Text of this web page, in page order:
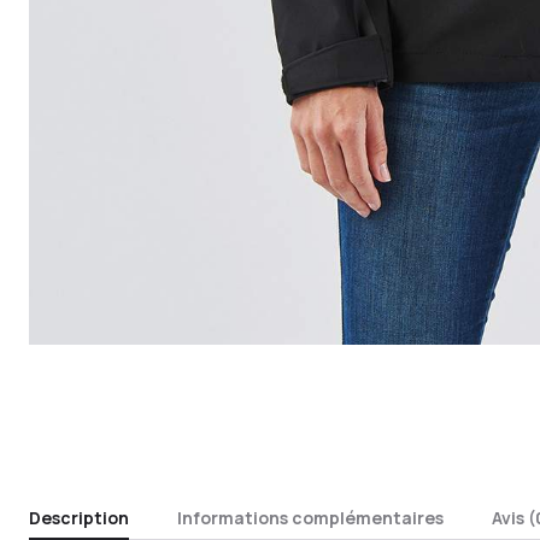
Description Informations complémentaires Avis